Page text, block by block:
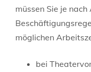
müssen Sie je
möglichen
bei